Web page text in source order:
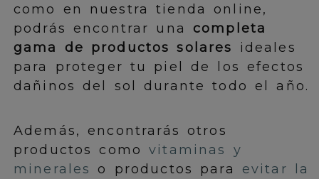
como en nuestra tienda online,
podrás encontrar una completa
gama de productos solares
ideales
para proteger tu piel de los efectos
dañinos del sol durante todo el año.
Además, encontrarás otros
productos comovitaminas y
minerales
o productos para evitar la